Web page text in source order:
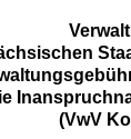
(VwV